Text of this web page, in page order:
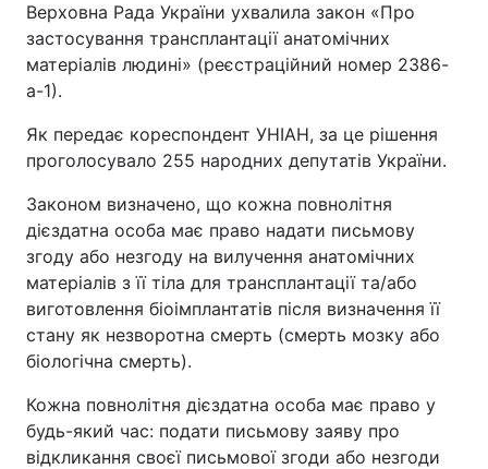
Верховна Рада України ухвалила закон «Про
застосування трансплантації анатомічних
матеріалів людині» (реєстраційний номер 2386-
а-1).
Як передає кореспондент УНІАН, за це рішення
проголосувало 255 народних депутатів України.
Законом визначено, що кожна повнолітня
дієздатна особа має право надати письмову
згоду або незгоду на вилучення анатомічних
матеріалів з її тіла для трансплантації та/або
виготовлення біоімплантатів після визначення її
стану як незворотна смерть (смерть мозку або
біологічна смерть).
Кожна повнолітня дієздатна особа має право у
будь-який час: подати письмову заяву про
відкликання своєї письмової згоди або незгоди